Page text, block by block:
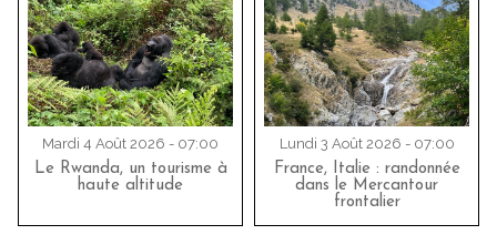
Mardi 4 Août 2026 - 07:00
Le Rwanda, un tourisme à
haute altitude
Lundi 3 Août 2026 - 07:00
France, Italie : randonnée
dans le Mercantour
frontalier